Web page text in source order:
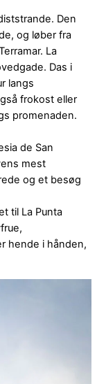
Den
og løber fra
La
Das i
langs
frokost eller
promenaden.
de San
mest
og et besøg
til La Punta
hende i hånden,